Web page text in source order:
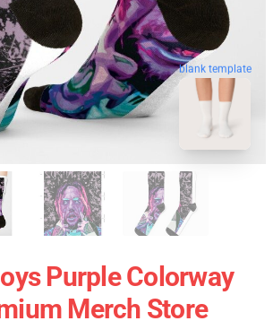
blank template
Purple Colorway
Merch Store